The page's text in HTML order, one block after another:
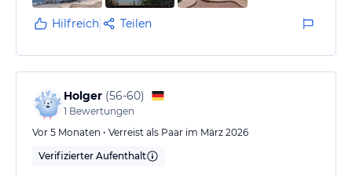
Hilfreich Teilen
Holger (56-60)
1 Bewertungen
Vor 5 Monaten • Verreist als Paar im März 2026
Verifizierter Aufenthalt